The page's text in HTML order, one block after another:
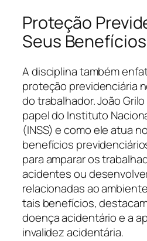
Proteção
Seus Benefícios
A disciplina também
proteção previdenciária
do trabalhador. João
papel do Instituto
(INSS) e como ele atua
benefícios
para amparar os
acidentes ou
relacionadas ao
tais benefícios,
doença acidentário e a
invalidez acidentária.